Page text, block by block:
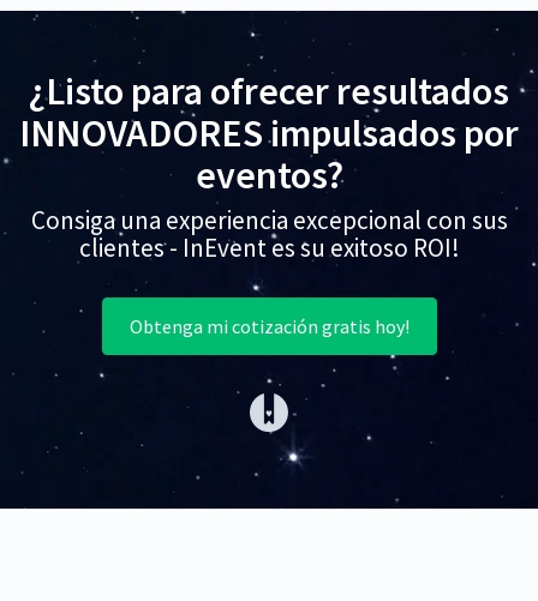
¿Listo para ofrecer resultados
INNOVADORES impulsados por
eventos?
Consiga una experiencia excepcional con sus
clientes - InEvent es su exitoso ROI!
Obtenga mi cotización gratis hoy!
(opens in a new tab)